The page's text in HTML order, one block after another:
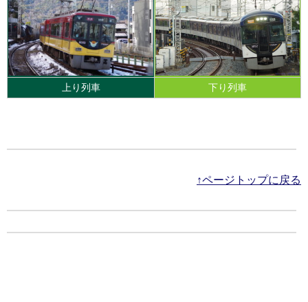
上り列車 下り列車
↑ページトップに戻る